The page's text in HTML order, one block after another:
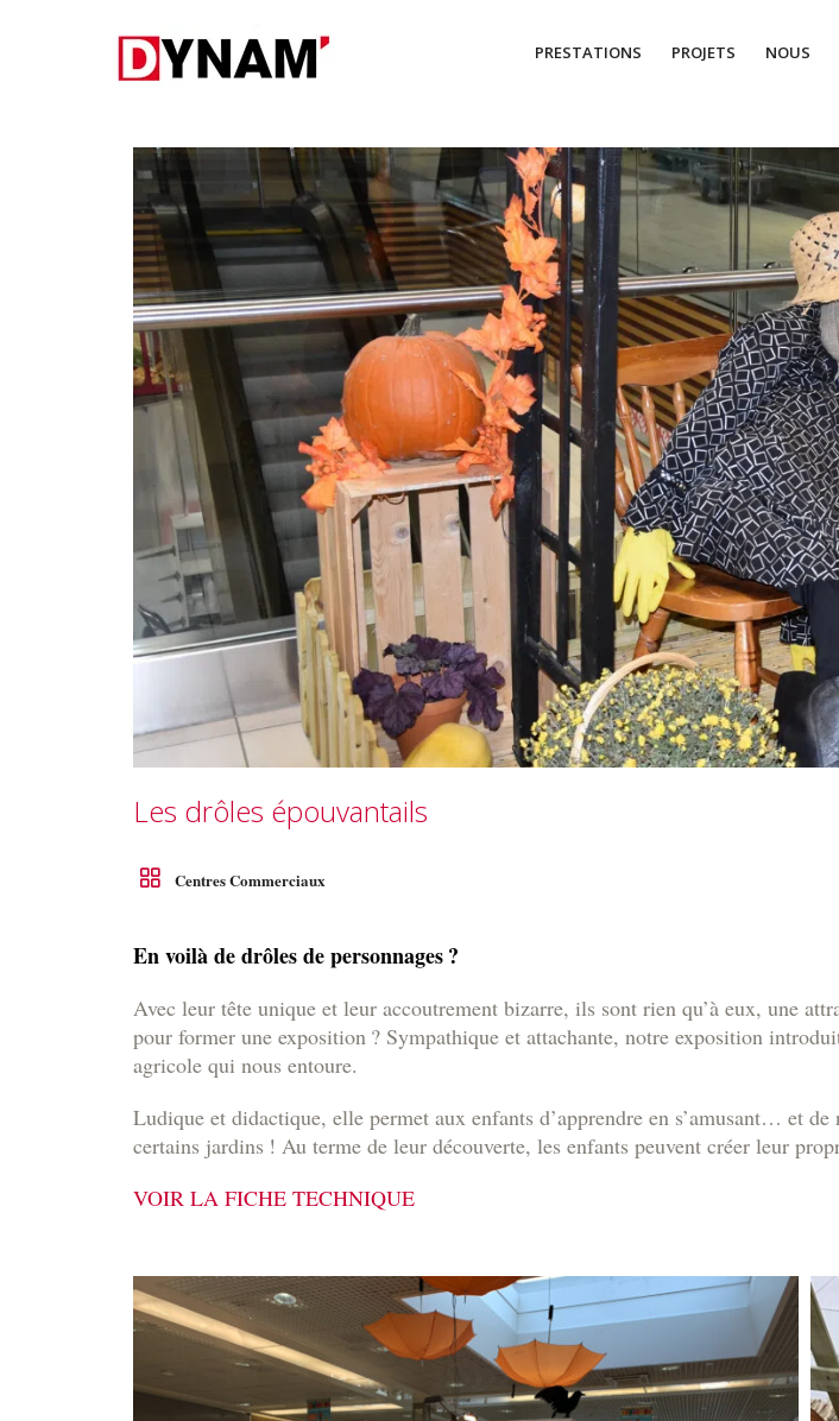
PRESTATIONS PROJETS NOUS
Les drôles épouvantails
Centres Commerciaux
En voilà de drôles de personnages ?
Avec leur tête unique et leur accoutrement bizarre, ils sont rien qu’à eux, une
pour former une exposition ? Sympathique et attachante, notre exposition
agricole qui nous entoure.
Ludique et didactique, elle permet aux enfants d’apprendre en s’amusant… et
certains jardins ! Au terme de leur découverte, les enfants peuvent créer leur
VOIR LA FICHE TECHNIQUE